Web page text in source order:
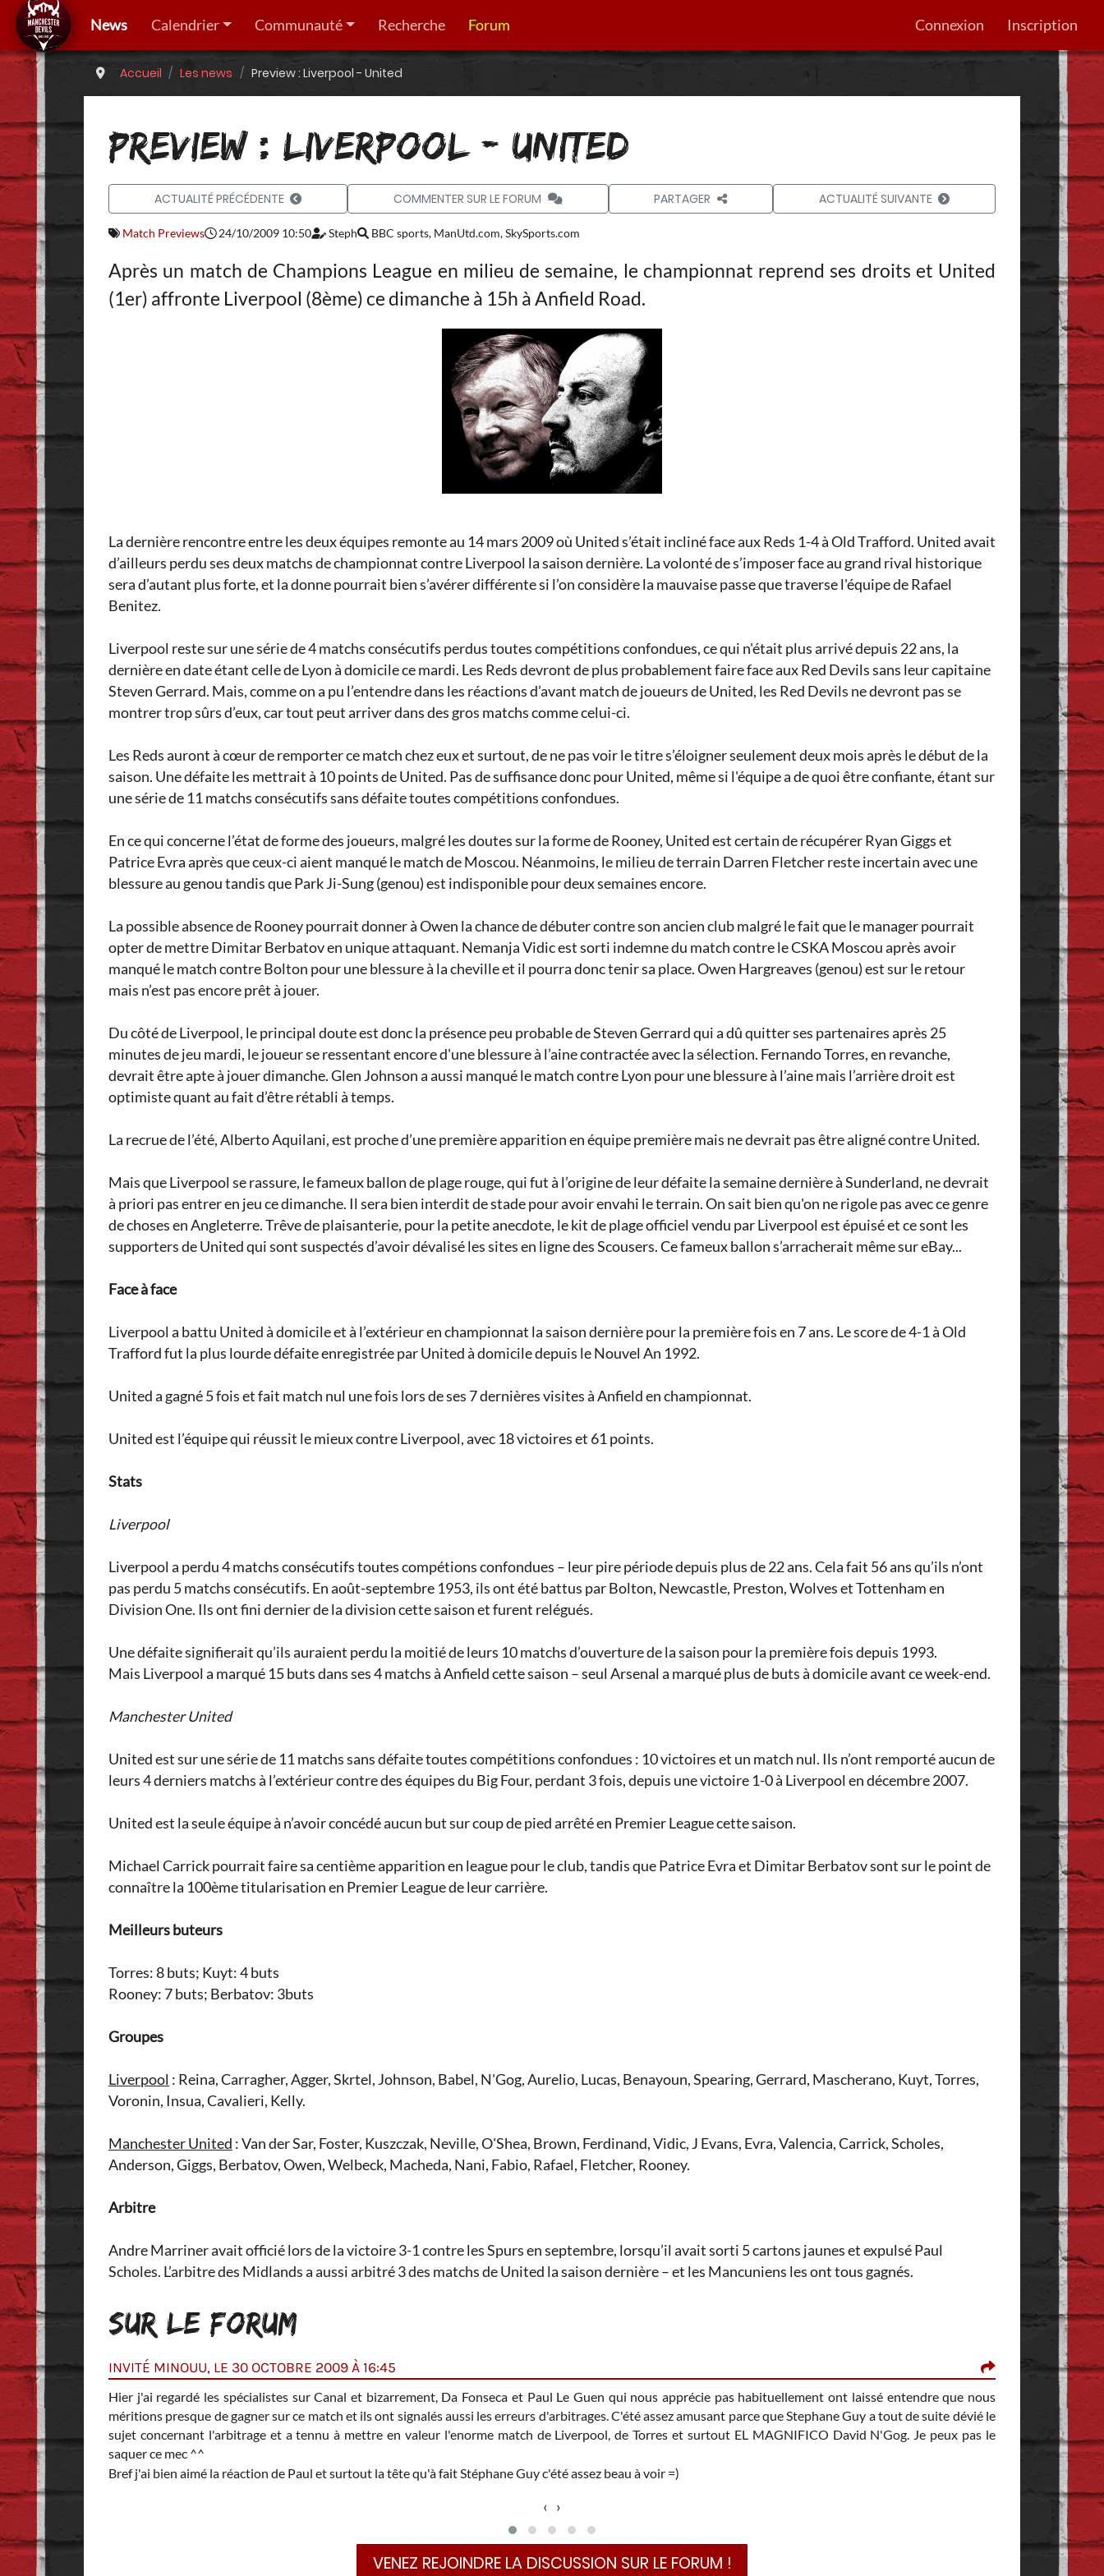
News Calendrier Communauté Recherche Forum Connexion Inscription
Accueil Les news Preview : Liverpool - United
PREVIEW : LIVERPOOL - UNITED
ACTUALITÉ PRÉCÉDENTE COMMENTER SUR LE FORUM PARTAGER ACTUALITÉ SUIVANTE
Match Previews 24/10/2009 10:50 Steph BBC sports, ManUtd.com, SkySports.com
Après un match de Champions League en milieu de semaine, le championnat reprend ses droits et United
(1er) affronte Liverpool (8ème) ce dimanche à 15h à Anfield Road.
La dernière rencontre entre les deux équipes remonte au 14 mars 2009 où United s’était incliné face aux Reds 1-4 à Old Trafford. United avait
d’ailleurs perdu ses deux matchs de championnat contre Liverpool la saison dernière. La volonté de s’imposer face au grand rival historique
sera d’autant plus forte, et la donne pourrait bien s’avérer différente si l’on considère la mauvaise passe que traverse l'équipe de Rafael
Benitez.
Liverpool reste sur une série de 4 matchs consécutifs perdus toutes compétitions confondues, ce qui n'était plus arrivé depuis 22 ans, la
dernière en date étant celle de Lyon à domicile ce mardi. Les Reds devront de plus probablement faire face aux Red Devils sans leur capitaine
Steven Gerrard. Mais, comme on a pu l’entendre dans les réactions d’avant match de joueurs de United, les Red Devils ne devront pas se
montrer trop sûrs d’eux, car tout peut arriver dans des gros matchs comme celui-ci.
Les Reds auront à cœur de remporter ce match chez eux et surtout, de ne pas voir le titre s’éloigner seulement deux mois après le début de la
saison. Une défaite les mettrait à 10 points de United. Pas de suffisance donc pour United, même si l'équipe a de quoi être confiante, étant sur
une série de 11 matchs consécutifs sans défaite toutes compétitions confondues.
En ce qui concerne l’état de forme des joueurs, malgré les doutes sur la forme de Rooney, United est certain de récupérer Ryan Giggs et
Patrice Evra après que ceux-ci aient manqué le match de Moscou. Néanmoins, le milieu de terrain Darren Fletcher reste incertain avec une
blessure au genou tandis que Park Ji-Sung (genou) est indisponible pour deux semaines encore.
La possible absence de Rooney pourrait donner à Owen la chance de débuter contre son ancien club malgré le fait que le manager pourrait
opter de mettre Dimitar Berbatov en unique attaquant. Nemanja Vidic est sorti indemne du match contre le CSKA Moscou après avoir
manqué le match contre Bolton pour une blessure à la cheville et il pourra donc tenir sa place. Owen Hargreaves (genou) est sur le retour
mais n’est pas encore prêt à jouer.
Du côté de Liverpool, le principal doute est donc la présence peu probable de Steven Gerrard qui a dû quitter ses partenaires après 25
minutes de jeu mardi, le joueur se ressentant encore d'une blessure à l’aine contractée avec la sélection. Fernando Torres, en revanche,
devrait être apte à jouer dimanche. Glen Johnson a aussi manqué le match contre Lyon pour une blessure à l’aine mais l’arrière droit est
optimiste quant au fait d’être rétabli à temps.
La recrue de l’été, Alberto Aquilani, est proche d’une première apparition en équipe première mais ne devrait pas être aligné contre United.
Mais que Liverpool se rassure, le fameux ballon de plage rouge, qui fut à l’origine de leur défaite la semaine dernière à Sunderland, ne devrait
à priori pas entrer en jeu ce dimanche. Il sera bien interdit de stade pour avoir envahi le terrain. On sait bien qu'on ne rigole pas avec ce genre
de choses en Angleterre. Trêve de plaisanterie, pour la petite anecdote, le kit de plage officiel vendu par Liverpool est épuisé et ce sont les
supporters de United qui sont suspectés d’avoir dévalisé les sites en ligne des Scousers. Ce fameux ballon s’arracherait même sur eBay...
Face à face
Liverpool a battu United à domicile et à l’extérieur en championnat la saison dernière pour la première fois en 7 ans. Le score de 4-1 à Old
Trafford fut la plus lourde défaite enregistrée par United à domicile depuis le Nouvel An 1992.
United a gagné 5 fois et fait match nul une fois lors de ses 7 dernières visites à Anfield en championnat.
United est l’équipe qui réussit le mieux contre Liverpool, avec 18 victoires et 61 points.
Stats
Liverpool
Liverpool a perdu 4 matchs consécutifs toutes compétions confondues – leur pire période depuis plus de 22 ans. Cela fait 56 ans qu’ils n’ont
pas perdu 5 matchs consécutifs. En août-septembre 1953, ils ont été battus par Bolton, Newcastle, Preston, Wolves et Tottenham en
Division One. Ils ont fini dernier de la division cette saison et furent relégués.
Une défaite signifierait qu’ils auraient perdu la moitié de leurs 10 matchs d’ouverture de la saison pour la première fois depuis 1993.
Mais Liverpool a marqué 15 buts dans ses 4 matchs à Anfield cette saison – seul Arsenal a marqué plus de buts à domicile avant ce week-end.
Manchester United
United est sur une série de 11 matchs sans défaite toutes compétitions confondues : 10 victoires et un match nul. Ils n’ont remporté aucun de
leurs 4 derniers matchs à l’extérieur contre des équipes du Big Four, perdant 3 fois, depuis une victoire 1-0 à Liverpool en décembre 2007.
United est la seule équipe à n’avoir concédé aucun but sur coup de pied arrêté en Premier League cette saison.
Michael Carrick pourrait faire sa centième apparition en league pour le club, tandis que Patrice Evra et Dimitar Berbatov sont sur le point de
connaître la 100ème titularisation en Premier League de leur carrière.
Meilleurs buteurs
Torres: 8 buts; Kuyt: 4 buts
Rooney: 7 buts; Berbatov: 3buts
Groupes
Liverpool : Reina, Carragher, Agger, Skrtel, Johnson, Babel, N'Gog, Aurelio, Lucas, Benayoun, Spearing, Gerrard, Mascherano, Kuyt, Torres,
Voronin, Insua, Cavalieri, Kelly.
Manchester United : Van der Sar, Foster, Kuszczak, Neville, O'Shea, Brown, Ferdinand, Vidic, J Evans, Evra, Valencia, Carrick, Scholes,
Anderson, Giggs, Berbatov, Owen, Welbeck, Macheda, Nani, Fabio, Rafael, Fletcher, Rooney.
Arbitre
Andre Marriner avait officié lors de la victoire 3-1 contre les Spurs en septembre, lorsqu’il avait sorti 5 cartons jaunes et expulsé Paul
Scholes. L’arbitre des Midlands a aussi arbitré 3 des matchs de United la saison dernière – et les Mancuniens les ont tous gagnés.
SUR LE FORUM
sur que Vidic se
tout seul
le fait jamais lol)
INVITÉ MINOUU, LE 30 OCTOBRE 2009 À 16:45
Hier j'ai regardé les spécialistes sur Canal et bizarrement, Da Fonseca et Paul Le Guen qui nous apprécie pas habituellement ont laissé entendre que nous
méritions presque de gagner sur ce match et ils ont signalés aussi les erreurs d'arbitrages. C'été assez amusant parce que Stephane Guy a tout de suite dévié le
sujet concernant l'arbitrage et a tennu à mettre en valeur l'enorme match de Liverpool, de Torres et surtout EL MAGNIFICO David N'Gog. Je peux pas le
saquer ce mec ^^
Bref j'ai bien aimé la réaction de Paul et surtout la tête qu'à fait Stéphane Guy c'été assez beau à voir =)
Ce que j'ai
pensez vous
axiaux qui ont
lorsque nous
Sur les
‹ ›
VENEZ REJOINDRE LA DISCUSSION SUR LE FORUM !